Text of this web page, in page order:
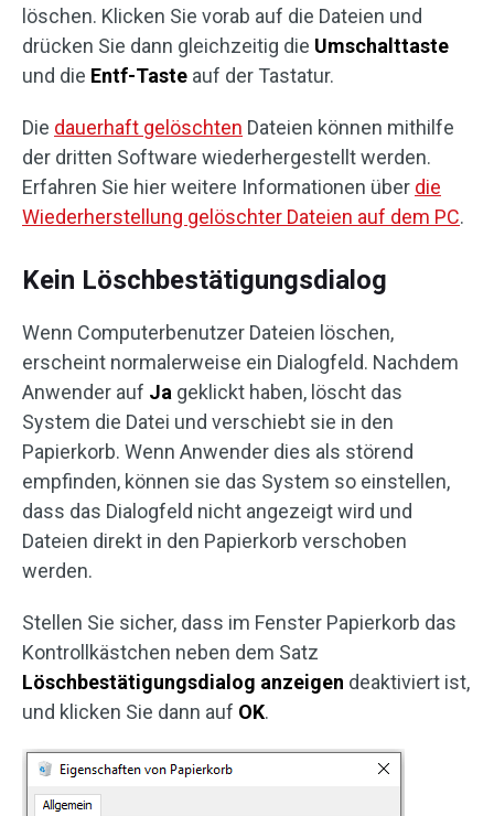
löschen. Klicken Sie vorab auf die Dateien und
drücken Sie dann gleichzeitig die Umschalttaste
und die Entf-Taste auf der Tastatur.
Die dauerhaft gelöschten Dateien können mithilfe
der dritten Software wiederhergestellt werden.
Erfahren Sie hier weitere Informationen über die
Wiederherstellung gelöschter Dateien auf dem PC.
Kein Löschbestätigungsdialog
Wenn Computerbenutzer Dateien löschen,
erscheint normalerweise ein Dialogfeld. Nachdem
Anwender auf Ja geklickt haben, löscht das
System die Datei und verschiebt sie in den
Papierkorb. Wenn Anwender dies als störend
empfinden, können sie das System so einstellen,
dass das Dialogfeld nicht angezeigt wird und
Dateien direkt in den Papierkorb verschoben
werden.
Stellen Sie sicher, dass im Fenster Papierkorb das
Kontrollkästchen neben dem Satz
Löschbestätigungsdialog anzeigen deaktiviert ist,
und klicken Sie dann auf OK.